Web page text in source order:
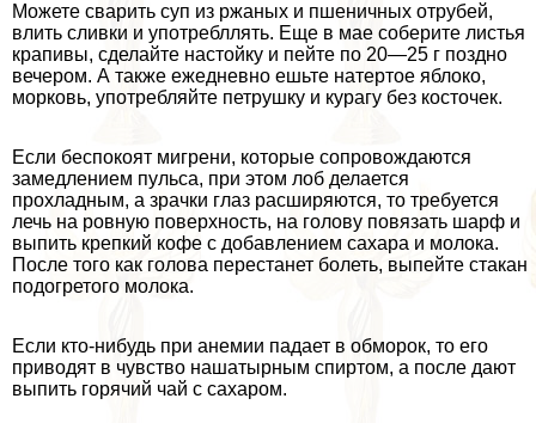
Можете сварить суп из ржаных и пшеничных отрубей,
влить сливки и употрeбллять. Еще в мае соберите листья
крапивы, сделайте настойку и пейте по 20—25 г поздно
вечером. А также ежедневно ешьте натертое яблоко,
морковь, употрeбляйте петрушку и курагу без косточек.
Если беспокоят мигрени, которые сопровождаются
замедлением пульса, при этом лоб делается
прохладным, а зрачки глаз расширяются, то требуется
лечь на ровную поверхность, на голову повязать шарф и
выпить крепкий кофе с добавлением сахара и молока.
После того как голова перестанет болеть, выпейте стакан
подогретого молока.
Если кто-нибудь при анемии падает в обморок, то его
приводят в чувство нашатырным спиртом, а после дают
выпить горячий чай с сахаром.